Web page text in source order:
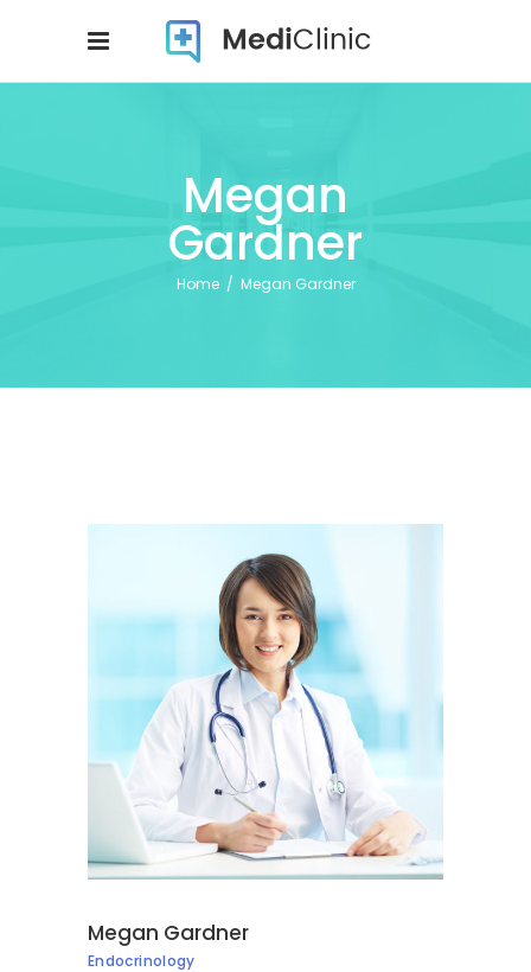
Megan
Gardner
Home/ Megan Gardner
Megan Gardner
Endocrinology